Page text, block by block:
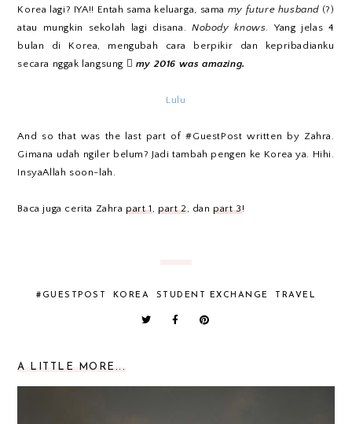
Korea lagi? IYA!! Entah sama keluarga, sama my future husband (?)
atau mungkin sekolah lagi disana.Nobody knows. Yang jelas 4
bulan di Korea, mengubah cara berpikir dan kepribadianku
secara nggak langsung  my 2016 was amazing.
Lulu
And so that was the last part of #GuestPost written by Zahra.
Gimana udah ngiler belum? Jadi tambah pengen ke Korea ya. Hihi.
InsyaAllah soon-lah.
Baca juga cerita Zahrapart 1,part 2, danpart 3!
#GUESTPOST KOREA STUDENT EXCHANGE TRAVEL
A LITTLE MORE...